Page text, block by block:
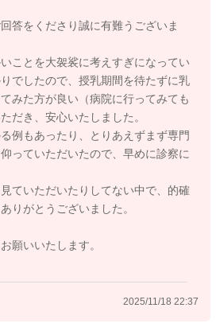
とからも、専門医の診察をお受けに
ました。
でなくとも、たとえば良性の腫瘤が
る方はお見受けいたします。
あてはまるかどうかということ、ま
産師の範疇からこちらのサイトでは
断言できず申し分けありません。
はお近くの乳腺外科をお探しにな
ださいね。実際に診てもらったほう
みてくださいね。
答をくださり誠に有難うございま
ことを大袈裟に考えすぎになってい
でしたので、授乳期間を待たずに乳
みた方が良い（病院に行ってみても
だき、安心いたしました。
例もあったり、とりあえずまず専門
っていただいたので、早めに診察に
ていただいたりしてない中で、的確
りがとうございました。
願いいたします。
2025/11/18 22:37